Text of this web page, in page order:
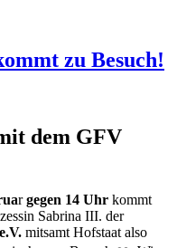
zu Besuch!
dem GFV
rgegen 14 Uhr kommt
Sabrina III. der
mitsamt Hofstaat also